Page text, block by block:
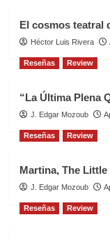
El cosmos teatral
Héctor Luis Rivera
Reseñas Review
“La Última Plena
J. Edgar Mozoub
Reseñas Review
Martina, The Little
J. Edgar Mozoub
Reseñas Review